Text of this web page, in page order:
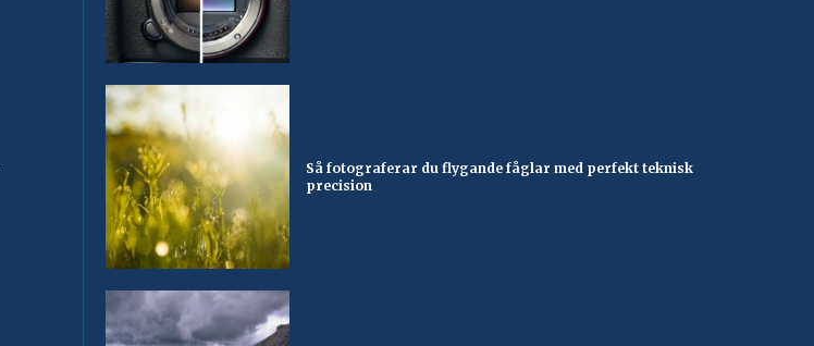
Så fotograferar du flygande fåglar med perfekt teknisk
precision